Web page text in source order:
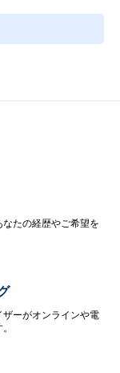
たの経歴やご希望を
ーがオンラインや電